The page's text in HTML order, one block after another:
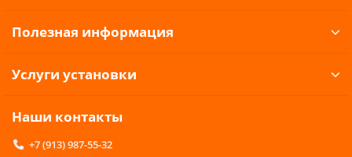
Полезная информация
Услуги установки
Наши контакты
+7 (913) 987-55-32